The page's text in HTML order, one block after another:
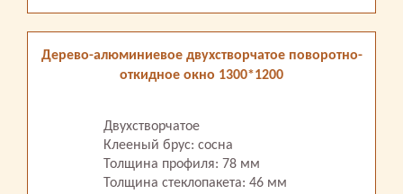
Дерево-алюминиевое двухстворчатое поворотно-
откидное окно 1300*1200
Двухстворчатое
Клееный брус: сосна
Толщина профиля: 78 мм
Толщина стеклопакета: 46 мм